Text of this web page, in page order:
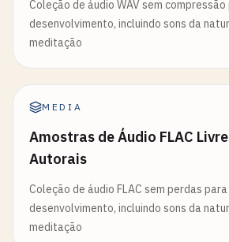
Coleção de áudio WAV sem
desenvolvimento, incluindo sons da
meditação
MEDIA
Amostras de Áudio FLAC
Autorais
Coleção de áudio FLAC sem perdas
desenvolvimento, incluindo sons da
meditação